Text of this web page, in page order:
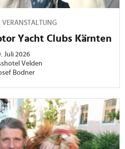
VERANSTALTUNG
Yacht Clubs Kärnten
Juli 2026
Velden
Bodner